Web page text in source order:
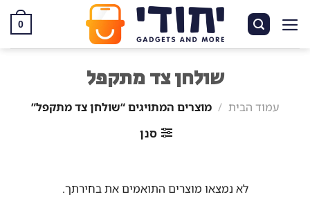
0
שולחן צד מתקפל
עמוד הבית / מוצרים המתויגים “שולחן צד מתקפל”
סנן
לא נמצאו מוצרים התואמים את בחירתך.